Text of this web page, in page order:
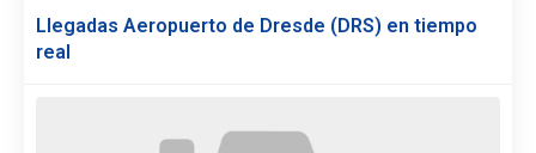
Llegadas Aeropuerto de Dresde (DRS) en tiempo
real